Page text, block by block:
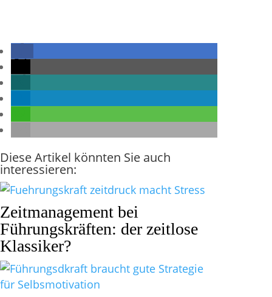
Diese Artikel könnten Sie auch
interessieren:
Zeitmanagement bei
Führungskräften: der zeitlose
Klassiker?